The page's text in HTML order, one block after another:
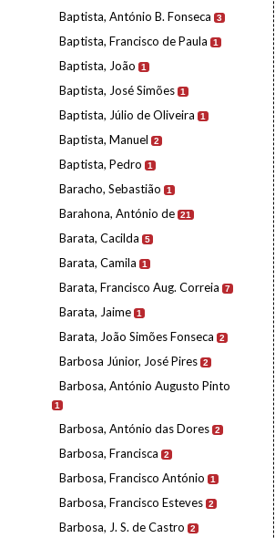
Baptista, António B. Fonseca 3
Baptista, Francisco de Paula 1
Baptista, João 1
Baptista, José Simões 1
Baptista, Júlio de Oliveira 1
Baptista, Manuel 2
Baptista, Pedro 1
Baracho, Sebastião 1
Barahona, António de 21
Barata, Cacilda 5
Barata, Camila 1
Barata, Francisco Aug. Correia 7
Barata, Jaime 1
Barata, João Simões Fonseca 2
Barbosa Júnior, José Pires 2
Barbosa, António Augusto Pinto
1
Barbosa, António das Dores 2
Barbosa, Francisca 2
Barbosa, Francisco António 1
Barbosa, Francisco Esteves 2
Barbosa, J. S. de Castro 2